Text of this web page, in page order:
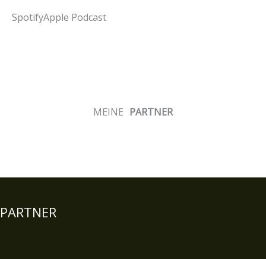
SpotifyApple Podcast
MEINE PARTNER
PARTNER